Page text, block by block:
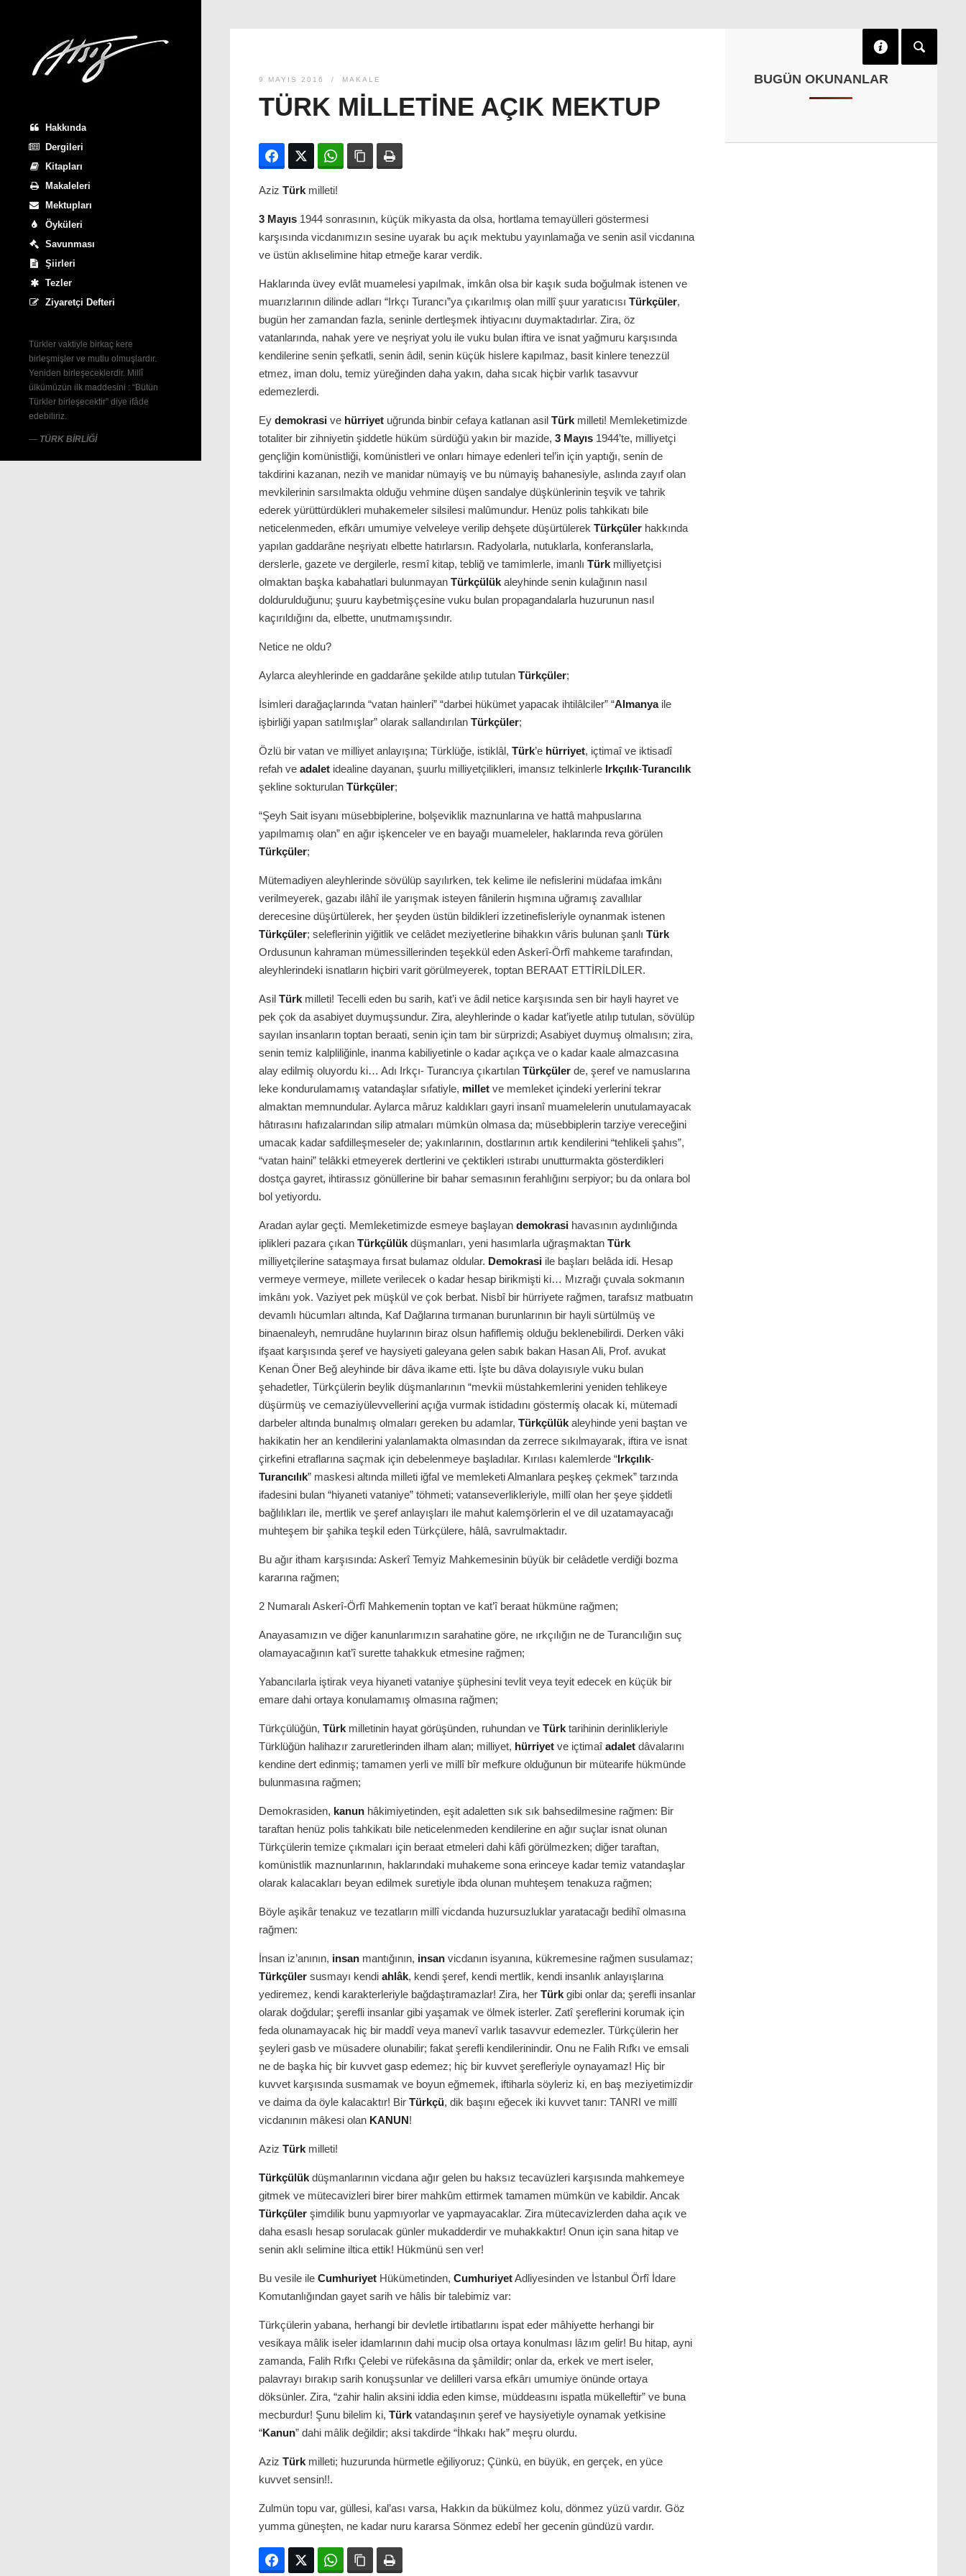
Hakkında
Dergileri
Kitapları
Makaleleri
Mektupları
Öyküleri
Savunması
Şiirleri
Tezler
Ziyaretçi Defteri
Türkler vaktiyle birkaç kere
birleşmişler ve mutlu olmuşlardır.
Yeniden birleşeceklerdir. Millî
ülkümüzün ilk maddesini : “Bütün
Türkler birleşecektir” diye ifâde
edebiliriz.
— TÜRK BİRLİĞİ
9 MAYIS 2016 MAKALE
TÜRK MILLETINE AÇIK MEKTUP
FacebookTwitter WhatsAppBağlanıyı kopyala
Aziz Türk milleti!
3 Mayıs 1944 sonrasının, küçük mikyasta da olsa, hortlama temayülleri göstermesi
karşısında vicdanımızın sesine uyarak bu açık mektubu yayınlamağa ve senin asil vicdanına
ve üstün aklıselimine hitap etmeğe karar verdik.
Haklarında üvey evlât muamelesi yapılmak, imkân olsa bir kaşık suda boğulmak istenen ve
muarızlarının dilinde adları “Irkçı Turancı”ya çıkarılmış olan millî şuur yaratıcısı Türkçüler,
bugün her zamandan fazla, seninle dertleşmek ihtiyacını duymaktadırlar. Zira, öz
vatanlarında, nahak yere ve neşriyat yolu ile vuku bulan iftira ve isnat yağmuru karşısında
kendilerine senin şefkatli, senin âdil, senin küçük hislere kapılmaz, basit kinlere tenezzül
etmez, iman dolu, temiz yüreğinden daha yakın, daha sıcak hiçbir varlık tasavvur
edemezlerdi.
Ey demokrasi ve hürriyet uğrunda binbir cefaya katlanan asil Türk milleti! Memleketimizde
totaliter bir zihniyetin şiddetle hüküm sürdüğü yakın bir mazide, 3 Mayıs 1944’te, milliyetçi
gençliğin komünistliği, komünistleri ve onları himaye edenleri tel’in için yaptığı, senin de
takdirini kazanan, nezih ve manidar nümayiş ve bu nümayiş bahanesiyle, aslında zayıf olan
mevkilerinin sarsılmakta olduğu vehmine düşen sandalye düşkünlerinin teşvik ve tahrik
ederek yürüttürdükleri muhakemeler silsilesi malûmundur. Henüz polis tahkikatı bile
neticelenmeden, efkârı umumiye velveleye verilip dehşete düşürtülerek Türkçüler hakkında
yapılan gaddarâne neşriyatı elbette hatırlarsın. Radyolarla, nutuklarla, konferanslarla,
derslerle, gazete ve dergilerle, resmî kitap, tebliğ ve tamimlerle, imanlı Türk milliyetçisi
olmaktan başka kabahatlari bulunmayan Türkçülük aleyhinde senin kulağının nasıl
doldurulduğunu; şuuru kaybetmişçesine vuku bulan propagandalarla huzurunun nasıl
kaçırıldığını da, elbette, unutmamışsındır.
Netice ne oldu?
Aylarca aleyhlerinde en gaddarâne şekilde atılıp tutulan Türkçüler;
İsimleri darağaçlarında “vatan hainleri” “darbei hükümet yapacak ihtilâlciler” “Almanyaile
işbirliği yapan satılmışlar” olarak sallandırılan Türkçüler;
Özlü bir vatan ve milliyet anlayışına; Türklüğe, istiklâl, Türk’e hürriyet, içtimaî ve iktisadî
refah ve adalet idealine dayanan, şuurlu milliyetçilikleri, imansız telkinlerle Irkçılık-Turancılık
şekline sokturulan Türkçüler;
“Şeyh Sait isyanı müsebbiplerine, bolşeviklik maznunlarına ve hattâ mahpuslarına
yapılmamış olan” en ağır işkenceler ve en bayağı muameleler, haklarında reva görülen
Türkçüler;
Mütemadiyen aleyhlerinde sövülüp sayılırken, tek kelime ile nefislerini müdafaa imkânı
verilmeyerek, gazabı ilâhî ile yarışmak isteyen fânilerin hışmına uğramış zavallılar
derecesine düşürtülerek, her şeyden üstün bildikleri izzetinefisleriyle oynanmak istenen
Türkçüler; seleflerinin yiğitlik ve celâdet meziyetlerine bihakkın vâris bulunan şanlı Türk
Ordusunun kahraman mümessillerinden teşekkül eden Askerî-Örfî mahkeme tarafından,
aleyhlerindeki isnatların hiçbiri varit görülmeyerek, toptan BERAAT ETTİRİLDİLER.
Asil Türk milleti! Tecelli eden bu sarih, kat’i ve âdil netice karşısında sen bir hayli hayret ve
pek çok da asabiyet duymuşsundur. Zira, aleyhlerinde o kadar kat’iyetle atılıp tutulan, sövülüp
sayılan insanların toptan beraati, senin için tam bir sürprizdi; Asabiyet duymuş olmalısın; zira,
senin temiz kalpliliğinle, inanma kabiliyetinle o kadar açıkça ve o kadar kaale almazcasına
alay edilmiş oluyordu ki… Adı Irkçı- Turancıya çıkartılan Türkçüler de, şeref ve namuslarına
leke kondurulamamış vatandaşlar sıfatiyle, millet ve memleket içindeki yerlerini tekrar
almaktan memnundular. Aylarca mâruz kaldıkları gayri insanî muamelelerin unutulamayacak
hâtırasını hafızalarından silip atmaları mümkün olmasa da; müsebbiplerin tarziye vereceğini
umacak kadar safdilleşmeseler de; yakınlarının, dostlarının artık kendilerini “tehlikeli şahıs”,
“vatan haini” telâkki etmeyerek dertlerini ve çektikleri ıstırabı unutturmakta gösterdikleri
dostça gayret, ihtirassız gönüllerine bir bahar semasının ferahlığını serpiyor; bu da onlara bol
bol yetiyordu.
Aradan aylar geçti. Memleketimizde esmeye başlayan demokrasi havasının aydınlığında
iplikleri pazara çıkan Türkçülük düşmanları, yeni hasımlarla uğraşmaktan Türk
milliyetçilerine sataşmaya fırsat bulamaz oldular. Demokrasi ile başları belâda idi. Hesap
vermeye vermeye, millete verilecek o kadar hesap birikmişti ki… Mızrağı çuvala sokmanın
imkânı yok. Vaziyet pek müşkül ve çok berbat. Nisbî bir hürriyete rağmen, tarafsız matbuatın
devamlı hücumları altında, Kaf Dağlarına tırmanan burunlarının bir hayli sürtülmüş ve
binaenaleyh, nemrudâne huylarının biraz olsun hafiflemiş olduğu beklenebilirdi. Derken vâki
ifşaat karşısında şeref ve haysiyeti galeyana gelen sabık bakan Hasan Ali, Prof. avukat
Kenan Öner Beğ aleyhinde bir dâva ikame etti. İşte bu dâva dolayısıyle vuku bulan
şehadetler, Türkçülerin beylik düşmanlarının “mevkii müstahkemlerini yeniden tehlikeye
düşürmüş ve cemaziyülevvellerini açığa vurmak istidadını göstermiş olacak ki, mütemadi
darbeler altında bunalmış olmaları gereken bu adamlar, Türkçülük aleyhinde yeni baştan ve
hakikatin her an kendilerini yalanlamakta olmasından da zerrece sıkılmayarak, iftira ve isnat
çirkefini etraflarına saçmak için debelenmeye başladılar. Kırılası kalemlerde “Irkçılık-
Turancılık” maskesi altında milleti iğfal ve memleketi Almanlara peşkeş çekmek” tarzında
ifadesini bulan “hiyaneti vataniye” töhmeti; vatanseverlikleriyle, millî olan her şeye şiddetli
bağlılıkları ile, mertlik ve şeref anlayışları ile mahut kalemşörlerin el ve dil uzatamayacağı
muhteşem bir şahika teşkil eden Türkçülere, hâlâ, savrulmaktadır.
Bu ağır itham karşısında: Askerî Temyiz Mahkemesinin büyük bir celâdetle verdiği bozma
kararına rağmen;
2 Numaralı Askerî-Örfî Mahkemenin toptan ve kat’î beraat hükmüne rağmen;
Anayasamızın ve diğer kanunlarımızın sarahatine göre, ne ırkçılığın ne de Turancılığın suç
olamayacağının kat’î surette tahakkuk etmesine rağmen;
Yabancılarla iştirak veya hiyaneti vataniye şüphesini tevlit veya teyit edecek en küçük bir
emare dahi ortaya konulamamış olmasına rağmen;
Türkçülüğün, Türk milletinin hayat görüşünden, ruhundan ve Türk tarihinin derinlikleriyle
Türklüğün halihazır zaruretlerinden ilham alan; milliyet, hürriyet ve içtimaîadalet dâvalarını
kendine dert edinmiş; tamamen yerli ve millî bîr mefkure olduğunun bir mütearife hükmünde
bulunmasına rağmen;
Demokrasiden, kanun hâkimiyetinden, eşit adaletten sık sık bahsedilmesine rağmen: Bir
taraftan henüz polis tahkikatı bile neticelenmeden kendilerine en ağır suçlar isnat olunan
Türkçülerin temize çıkmaları için beraat etmeleri dahi kâfi görülmezken; diğer taraftan,
komünistlik maznunlarının, haklarındaki muhakeme sona erinceye kadar temiz vatandaşlar
olarak kalacakları beyan edilmek suretiyle ibda olunan muhteşem tenakuza rağmen;
Böyle aşikâr tenakuz ve tezatların millî vicdanda huzursuzluklar yaratacağı bedihî olmasına
rağmen:
İnsan iz’anının, insan mantığının, insan vicdanın isyanına, kükremesine rağmen susulamaz;
Türkçüler susmayı kendi ahlâk, kendi şeref, kendi mertlik, kendi insanlık anlayışlarına
yediremez, kendi karakterleriyle bağdaştıramazlar! Zira, her Türk gibi onlar da; şerefli insanlar
olarak doğdular; şerefli insanlar gibi yaşamak ve ölmek isterler. Zatî şereflerini korumak için
feda olunamayacak hiç bir maddî veya manevî varlık tasavvur edemezler. Türkçülerin her
şeyleri gasb ve müsadere olunabilir; fakat şerefli kendilerinindir. Onu ne Falih Rıfkı ve emsali
ne de başka hiç bir kuvvet gasp edemez; hiç bir kuvvet şerefleriyle oynayamaz! Hiç bir
kuvvet karşısında susmamak ve boyun eğmemek, iftiharla söyleriz ki, en baş meziyetimizdir
ve daima da öyle kalacaktır! Bir Türkçü, dik başını eğecek iki kuvvet tanır: TANRI ve millî
vicdanının mâkesi olan KANUN!
Aziz Türk milleti!
Türkçülük düşmanlarının vicdana ağır gelen bu haksız tecavüzleri karşısında mahkemeye
gitmek ve mütecavizleri birer birer mahkûm ettirmek tamamen mümkün ve kabildir. Ancak
Türkçüler şimdilik bunu yapmıyorlar ve yapmayacaklar. Zira mütecavizlerden daha açık ve
daha esaslı hesap sorulacak günler mukadderdir ve muhakkaktır! Onun için sana hitap ve
senin aklı selimine iltica ettik! Hükmünü sen ver!
Bu vesile ile Cumhuriyet Hükümetinden, CumhuriyetAdliyesinden ve İstanbul Örfî İdare
Komutanlığından gayet sarih ve hâlis bir talebimiz var:
Türkçülerin yabana, herhangi bir devletle irtibatlarını ispat eder mâhiyette herhangi bir
vesikaya mâlik iseler idamlarının dahi mucip olsa ortaya konulması lâzım gelir! Bu hitap, ayni
zamanda, Falih Rıfkı Çelebi ve rüfekâsına da şâmildir; onlar da, erkek ve mert iseler,
palavrayı bırakıp sarih konuşsunlar ve delilleri varsa efkârı umumiye önünde ortaya
döksünler. Zira, “zahir halin aksini iddia eden kimse, müddeasını ispatla mükelleftir” ve buna
mecburdur! Şunu bilelim ki, Türk vatandaşının şeref ve haysiyetiyle oynamak yetkisine
“Kanun” dahi mâlik değildir; aksi takdirde “İhkakı hak” meşru olurdu.
Aziz Türk milleti; huzurunda hürmetle eğiliyoruz; Çünkü, en büyük, en gerçek, en yüce
kuvvet sensin!!.
Zulmün topu var, güllesi, kal’ası varsa, Hakkın da bükülmez kolu, dönmez yüzü vardır. Göz
yumma güneşten, ne kadar nuru kararsa Sönmez edebî her gecenin gündüzü vardır.
FacebookTwitter WhatsAppBağlanıyı kopyala
BUGÜN OKUNANLAR